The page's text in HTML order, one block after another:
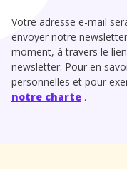
Votre adresse e-mail
envoyer notre
moment, à travers le
newsletter. Pour en
personnelles et pour
notre charte .